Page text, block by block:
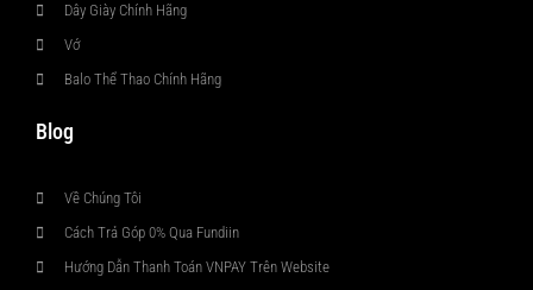
Dây Giày Chính Hãng
Vớ
Balo Thể Thao Chính Hãng
Blog
Về Chúng Tôi
Cách Trả Góp 0% Qua Fundiin
Hướng Dẫn Thanh Toán VNPAY Trên Website